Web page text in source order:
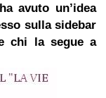
ha avuto un’idea
sulla sidebar
chi la segue a